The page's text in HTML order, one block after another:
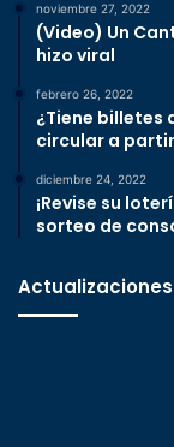
noviembre 27, 2022
(Video) Un
hizo viral
febrero 26, 2022
¿Tiene billetes
circular a partir
diciembre 24, 2022
¡Revise su
sorteo de
Actualizaciones